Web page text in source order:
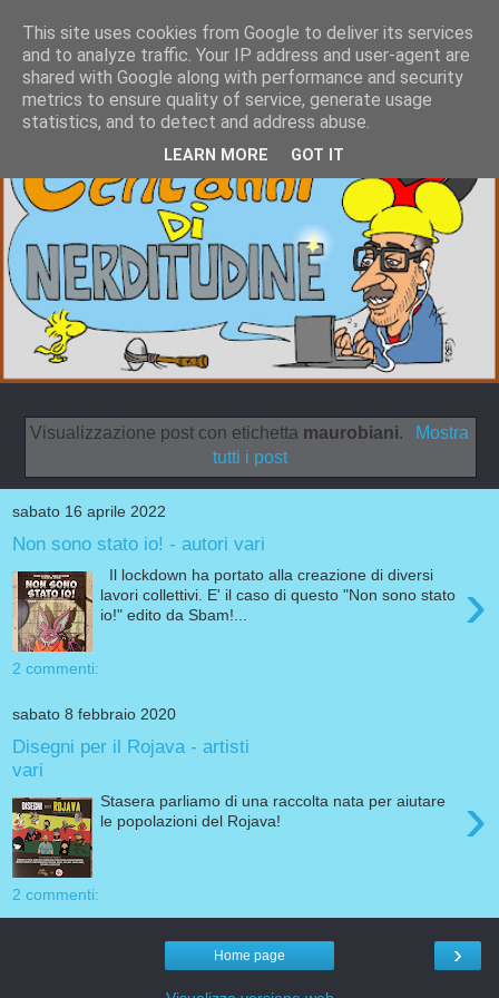
Visualizzazione post con etichetta maurobiani.
Mostra
tutti i post
sabato 16 aprile 2022
Non sono stato io! - autori vari
›
Il lockdown ha portato alla creazione di diversi
lavori collettivi. E' il caso di questo "Non sono stato
io!" edito da Sbam!...
2 commenti:
sabato 8 febbraio 2020
Disegni per il Rojava - artisti
vari
›
Stasera parliamo di una raccolta nata per aiutare
le popolazioni del Rojava!
2 commenti:
›
Home page
This site uses cookies from Google to deliver its services
and to analyze traffic. Your IP address and user-agent are
shared with Google along with performance and security
metrics to ensure quality of service, generate usage
statistics, and to detect and address abuse.
LEARN MORE GOT IT